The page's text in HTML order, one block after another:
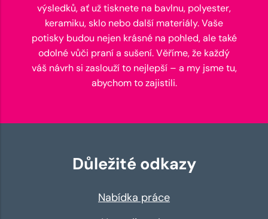
výsledků, ať už tisknete na bavlnu, polyester,
keramiku, sklo nebo další materiály. Vaše
potisky budou nejen krásné na pohled, ale také
odolné vůči praní a sušení. Věříme, že každý
váš návrh si zaslouží to nejlepší – a my jsme tu,
abychom to zajistili.
Důležité odkazy
Nabídka práce